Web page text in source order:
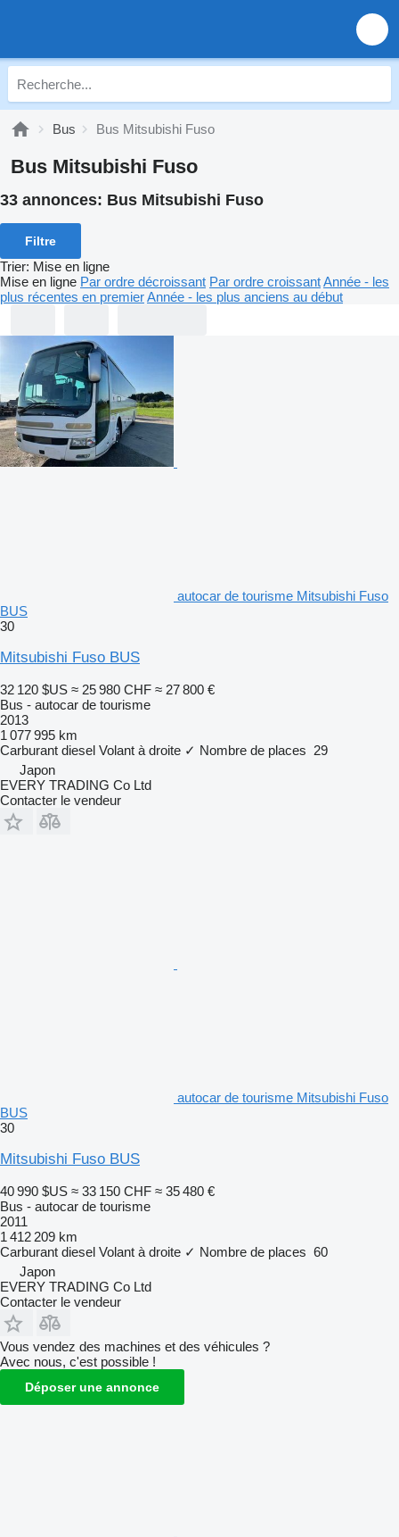
Bus Bus Mitsubishi Fuso
Bus Mitsubishi Fuso
33 annonces: Bus Mitsubishi Fuso
Filtre
Trier: Mise en ligne
Mise en ligne Par ordre décroissant Par ordre croissantAnnée - les
plus récentes en premierAnnée - les plus anciens au début
autocar de tourisme Mitsubishi Fuso
BUS
30
Mitsubishi Fuso BUS
32 120 $US ≈ 25 980 CHF ≈ 27 800 €
Bus - autocar de tourisme
2013
1 077 995 km
Carburant diesel Volant à droite ✓ Nombre de places 29
Japon
EVERY TRADING Co Ltd
Contacter le vendeur
autocar de tourisme Mitsubishi Fuso
BUS
30
Mitsubishi Fuso BUS
40 990 $US ≈ 33 150 CHF ≈ 35 480 €
Bus - autocar de tourisme
2011
1 412 209 km
Carburant diesel Volant à droite ✓ Nombre de places 60
Japon
EVERY TRADING Co Ltd
Contacter le vendeur
Vous vendez des machines et des véhicules ?
Avec nous, c'est possible !
Déposer une annonce